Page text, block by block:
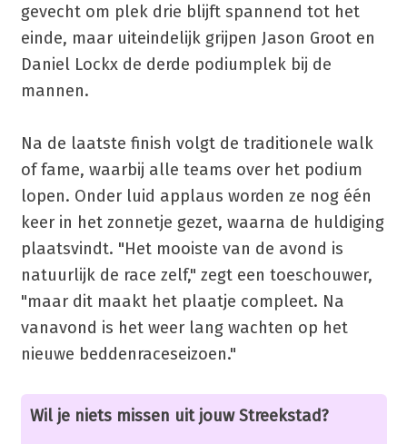
gevecht om plek drie blijft spannend tot het
einde, maar uiteindelijk grijpen Jason Groot en
Daniel Lockx de derde podiumplek bij de
mannen.
Na de laatste finish volgt de traditionele walk
of fame, waarbij alle teams over het podium
lopen. Onder luid applaus worden ze nog één
keer in het zonnetje gezet, waarna de huldiging
plaatsvindt. "Het mooiste van de avond is
natuurlijk de race zelf," zegt een toeschouwer,
"maar dit maakt het plaatje compleet. Na
vanavond is het weer lang wachten op het
nieuwe beddenraceseizoen."
Wil je niets missen uit jouw Streekstad?